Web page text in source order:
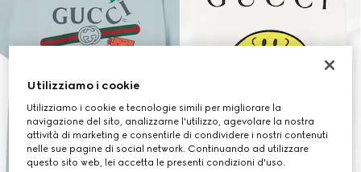
Utilizziamo i cookie
Utilizziamo i cookie e tecnologie simili per migliorare la
navigazione del sito, analizzarne l'utilizzo, agevolare la nostra
attività di marketing e consentirle di condividere i nostri contenuti
nelle sue pagine di social network. Continuando ad utilizzare
questo sito web, lei accetta le presenti condizioni d'uso.